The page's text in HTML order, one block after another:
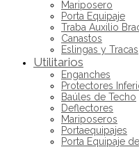
Mariposero
Porta Equipaje
Traba Auxilio
Canastos
Eslingas y Tracas
Utilitarios
Enganches
Protectores
Baúles de Techo
Deflectores
Mariposeros
Portaequipajes
Porta Equipaje